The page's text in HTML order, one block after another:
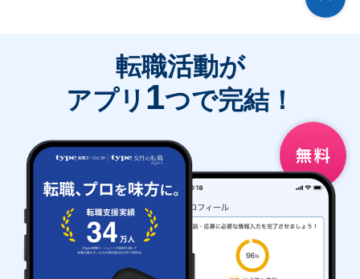
転職活動が
アプリ 1つで完結！